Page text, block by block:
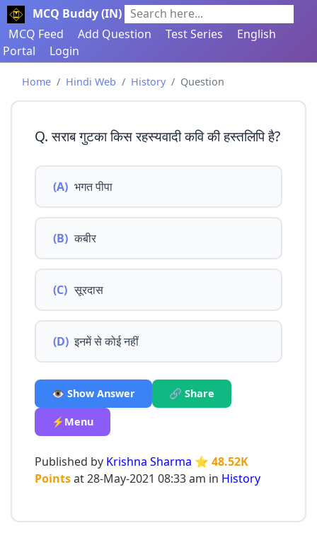
MCQ Buddy (IN) Search here...
MCQ Feed
Add Question Test Series
English
Portal
Login
Home Hindi Web History Question
Q. सराब गुटका किस रहस्यवादी कवि की हस्तलिपि है?
(A) भगत पीपा
(B) कबीर
(C) सूरदास
(D) इनमें से कोई नहीं
👁️ Show Answer 🔗 Share
⚡Menu
Published by Krishna Sharma ⭐ 48.52K
Pointsat 28-May-2021 08:33 am in History